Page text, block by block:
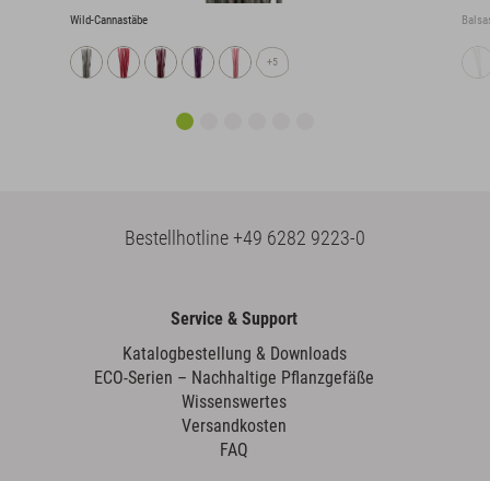
Wild-Cannastäbe
+5
Bestellhotline+49 6282 9223-0
Service & Support
Katalogbestellung & Downloads
ECO-Serien – Nachhaltige Pflanzgefäße
Wissenswertes
Versandkosten
FAQ